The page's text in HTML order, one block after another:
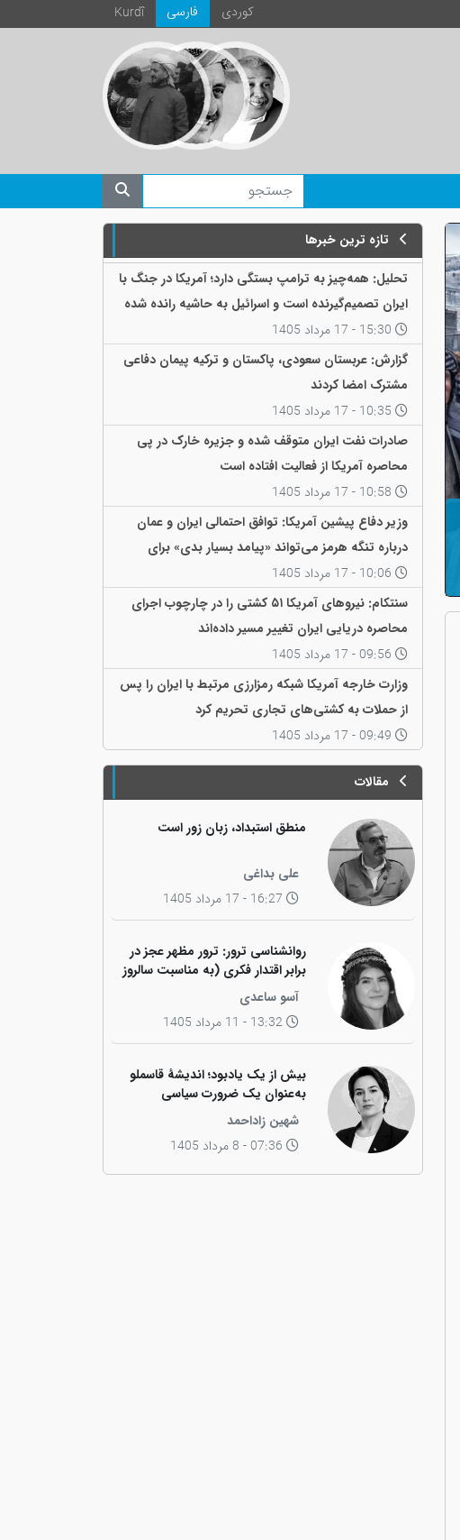
Kurdî فارسی كوردی
تازه ترین خبرها
تحلیل: همه‌چیز به ترامپ بستگی دارد؛ آمریکا در جنگ با
ایران تصمیم‌گیرنده است و اسرائیل به حاشیه رانده شده
است
گزارش: عربستان سعودی، پاکستان و ترکیه پیمان دفاعی
مشترک امضا کردند
صادرات نفت ایران متوقف شده و جزیره خارک در پی
محاصره آمریکا از فعالیت افتاده است
وزیر دفاع پیشین آمریکا: توافق احتمالی ایران و عمان
درباره تنگه هرمز می‌تواند «پیامد بسیار بدی» برای
آمریکا داشته باشد
سنتکام: نیروهای آمریکا ۵۱ کشتی را در چارچوب اجرای
محاصره دریایی ایران تغییر مسیر داده‌اند
وزارت خارجه آمریکا شبکه رمزارزی مرتبط با ایران را پس
از حملات به کشتی‌های تجاری تحریم کرد
مقالات
منطق استبداد، زبان زور است
علی بداغی
16:27 - 17 مرداد 1405
روانشناسی ترور: ترور مظهر عجز در
برابر اقتدار فکری (به مناسبت سالروز
ترور فیزیکی رهبر کاریزماتیک ملت
کورد، دکتر عبدالرحمان قاسملو)
آسو ساعدی
13:32 - 11 مرداد 1405
بیش از یک یادبود؛ اندیشهٔ قاسملو
به‌عنوان یک ضرورت سیاسی
شهین زاداحمد
07:36 - 8 مرداد 1405